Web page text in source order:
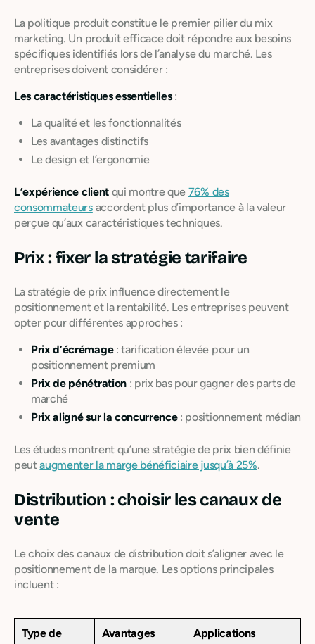
La politique produit constitue le premier pilier du mix
marketing. Un produit efficace doit répondre aux besoins
spécifiques identifiés lors de l’analyse du marché. Les
entreprises doivent considérer :
Les caractéristiques essentielles:
La qualité et les fonctionnalités
Les avantages distinctifs
Le design et l’ergonomie
L’expérience clientqui montre que 76% des
consommateursaccordent plus d’importance à la valeur
perçue qu’aux caractéristiques techniques.
Prix : fixer la stratégie tarifaire
La stratégie de prix influence directement le
positionnement et la rentabilité. Les entreprises peuvent
opter pour différentes approches :
Prix d’écrémage: tarification élevée pour un
positionnement premium
Prix de pénétration: prix bas pour gagner des parts de
marché
Prix aligné sur la concurrence: positionnement médian
Les études montrent qu’une stratégie de prix bien définie
peutaugmenter la marge bénéficiaire jusqu’à 25%.
Distribution : choisir les canaux de
vente
Le choix des canaux de distribution doit s’aligner avec le
positionnement de la marque. Les options principales
incluent :
Type de
Avantages Applications